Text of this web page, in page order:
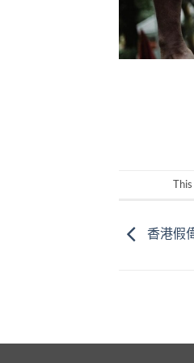
香港假